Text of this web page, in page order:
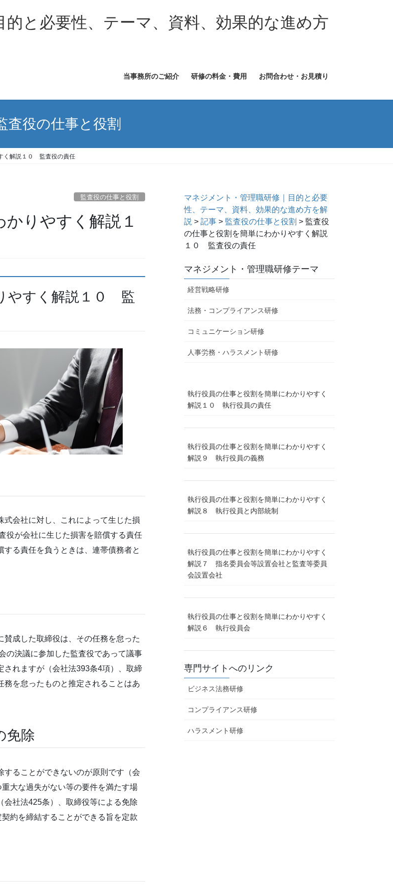
と必要性、テーマ、資料、効果的な進め方
当事務所のご紹介 研修の料金・費用 お問合わせ・お見積り
査役の仕事と役割
く解説１０ 監査役の責任
監査役の仕事と役割
りやすく解説１
やすく解説１０ 監
会社に対し、これによって生じた損
役が会社に生じた損害を賠償する責任
る責任を負うときは、連帯債務者と
成した取締役は、その任務を怠った
の決議に参加した監査役であって議事
れますが（会社法393条4項）、取締
を怠ったものと推定されることはあ
免除
ることができないのが原則です（会
大な過失がない等の要件を満たす場
社法425条）、取締役等による免除
約を締結することができる旨を定款
マネジメント・管理職研修｜目的と必要
性、テーマ、資料、効果的な進め方を解
説 >記事 > 監査役の仕事と役割 > 監査役
の仕事と役割を簡単にわかりやすく解説
１０ 監査役の責任
マネジメント・管理職研修テーマ
経営戦略研修
法務・コンプライアンス研修
コミュニケーション研修
人事労務・ハラスメント研修
執行役員の仕事と役割を簡単にわかりやすく
解説１０ 執行役員の責任
執行役員の仕事と役割を簡単にわかりやすく
解説９ 執行役員の義務
執行役員の仕事と役割を簡単にわかりやすく
解説８ 執行役員と内部統制
執行役員の仕事と役割を簡単にわかりやすく
解説７ 指名委員会等設置会社と監査等委員
会設置会社
執行役員の仕事と役割を簡単にわかりやすく
解説６ 執行役員会
専門サイトへのリンク
ビジネス法務研修
コンプライアンス研修
ハラスメント研修